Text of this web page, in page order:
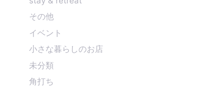
その他
イベント
小さな暮らしのお店
未分類
角打ち